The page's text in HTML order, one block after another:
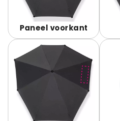
Paneel voorkant